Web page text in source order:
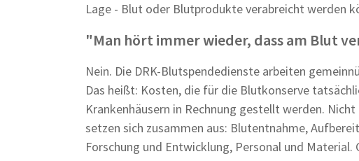
Lage - Blut oder Blutprodukte verabreicht werden
"Man hört immer wieder, dass am Blut
Nein. Die DRK-Blutspendedienste arbeiten
Das heißt: Kosten, die für die Blutkonserve
Krankenhäusern in Rechnung gestellt werden.
setzen sich zusammen aus: Blutentnahme,
Forschung und Entwicklung, Personal und